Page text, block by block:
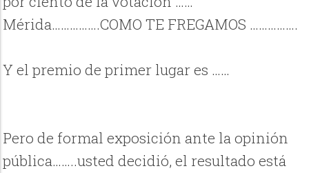
Mérida…………….COMO TE FREGAMOS …………….
Y el premio de primer lugar es ……
Pero de formal exposición ante la opinión
pública……..usted decidió, el resultado está